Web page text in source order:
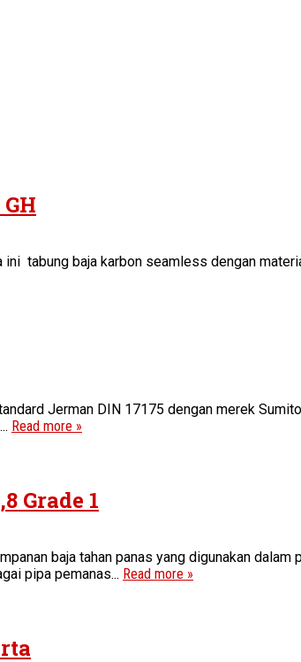
tabung baja karbon seamless dengan
Jerman DIN 17175 dengan merek
Read more »
Grade 1
baja tahan panas yang digunakan
pipa pemanas... Read more »